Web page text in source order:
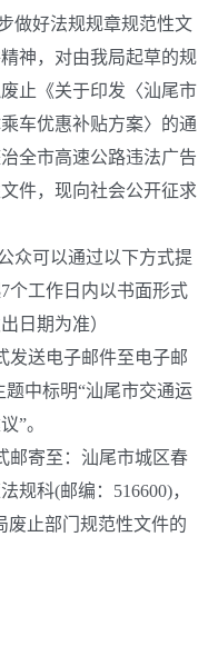
好法规规章规范性文
神，对由我局起草的规
止《关于印发〈汕尾市
车优惠补贴方案〉的通
全市高速公路违法广告
件，现向社会公开征求
可以通过以下方式提
个工作日内以书面形式
日期为准）
送电子邮件至电子邮
题中标明“汕尾市交通运
”。
寄至：汕尾市城区春
规科(邮编：516600)，
废止部门规范性文件的